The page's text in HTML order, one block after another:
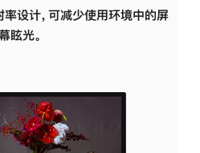
设计，可减少使用环境中的屏
眩光。